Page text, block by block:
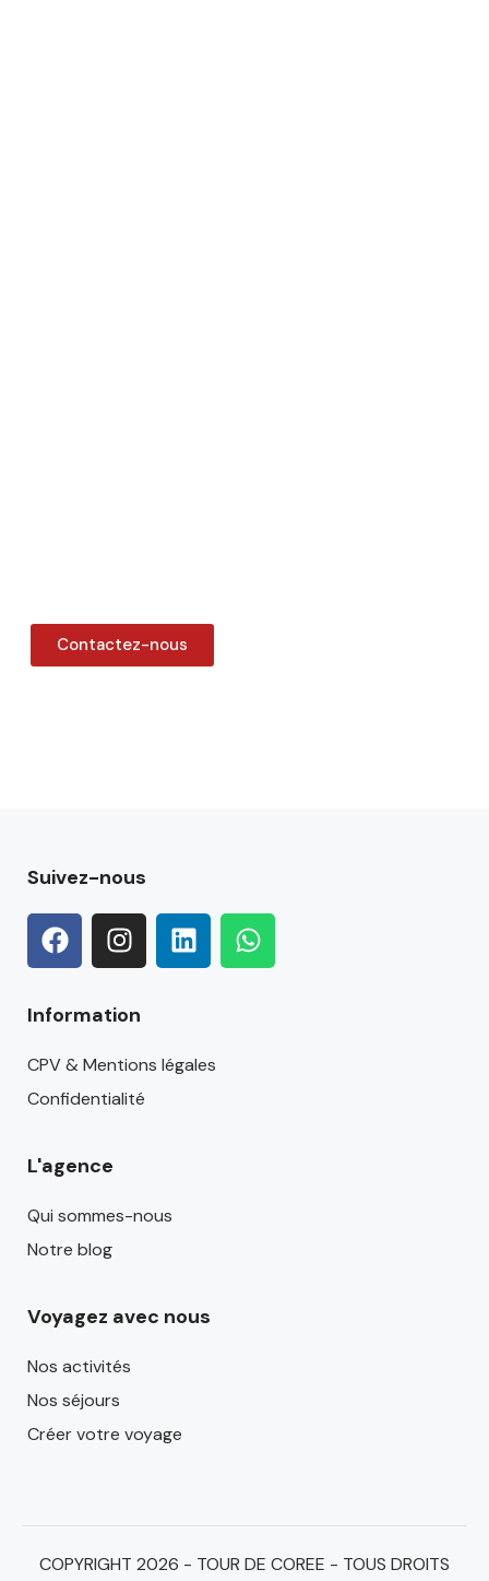
Contactez-nous
Suivez-nous
Information
CPV & Mentions légales
Confidentialité
L'agence
Qui sommes-nous
Notre blog
Voyagez avec nous
Nos activités
Nos séjours
Créer votre voyage
COPYRIGHT 2026 - TOUR DE COREE - TOUS DROITS